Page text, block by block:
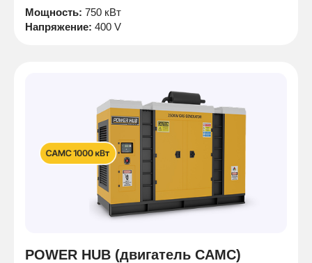
Мощность: 750 кВт
Напряжение: 400 V
POWER HUB (двигатель CAMC)